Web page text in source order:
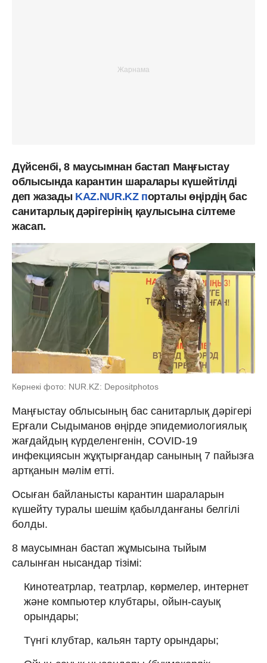
Дүйсенбі, 8 маусымнан бастап Маңғыстау
облысында карантин шаралары күшейтілді
деп жазады KAZ.NUR.KZ порталы өңірдің бас
санитарлық дәрігерінің қаулысына сілтеме
жасап.
Көрнекі фото: NUR.KZ: Depositphotos
Маңғыстау облысының бас санитарлық дәрігері
Ерғали Сыдыманов өңірде эпидемиологиялық
жағдайдың күрделенгенін, СOVID-19
инфекциясын жұқтырғандар санының 7 пайызға
артқанын мәлім етті.
Осыған байланысты карантин шараларын
күшейту туралы шешім қабылданғаны белгілі
болды.
8 маусымнан бастап жұмысына тыйым
салынған нысандар тізімі:
Кинотеатрлар, театрлар, көрмелер, интернет
және компьютер клубтары, ойын-сауық
орындары;
Түнгі клубтар, кальян тарту орындары;